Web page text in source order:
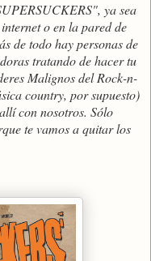
ya sea
o en la pared de
de todo hay personas de
tratando de hacer tu
Malignos del Rock-n-
country, por supuesto)
con nosotros. Sólo
te vamos a quitar los